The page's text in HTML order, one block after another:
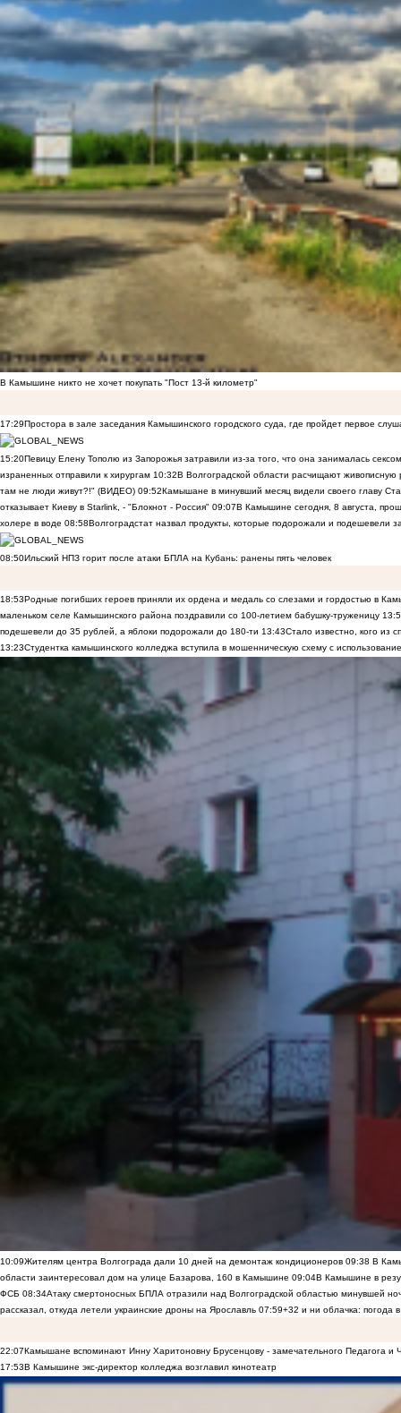
В Камышине никто не хочет покупать "Пост 13-й километр"
17:29Простора в зале заседания Камышинского городского суда, где пройдет первое
15:20Певицу Елену Тополю из Запорожья затравили из-за того, что она занималась
израненных отправили к хирургам 10:32В Волгоградской области расчищают
там не люди живут?!" (ВИДЕО) 09:52Камышане в минувший месяц видели своего главу
отказывает Киеву в Starlink, - "Блокнот - Россия" 09:07В Камышине сегодня, 8 августа,
холере в воде 08:58Волгоградстат назвал продукты, которые подорожали и подешевели
08:50Ильский НПЗ горит после атаки БПЛА на Кубань: ранены пять человек
18:53Родные погибших героев приняли их ордена и медаль со слезами и гордостью в
маленьком селе Камышинского района поздравили со 100-летием бабушку-труженицу
подешевели до 35 рублей, а яблоки подорожали до 180-ти 13:43Стало известно, кого из
13:23Студентка камышинского колледжа вступила в мошенническую схему с
10:09Жителям центра Волгограда дали 10 дней на демонтаж кондиционеров 09:38 В
области заинтересовал дом на улице Базарова, 160 в Камышине 09:04В Камышине в
ФСБ 08:34Атаку смертоносных БПЛА отразили над Волгоградской областью минувшей
рассказал, откуда летели украинские дроны на Ярославль 07:59+32 и ни облачка: погода
22:07Камышане вспоминают Инну Харитоновну Брусенцову - замечательного Педагога и
17:53В Камышине экс-директор колледжа возглавил кинотеатр